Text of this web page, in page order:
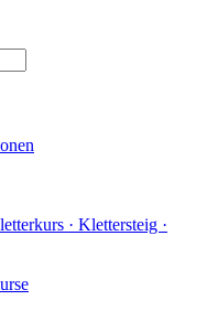
· Klettersteig ·